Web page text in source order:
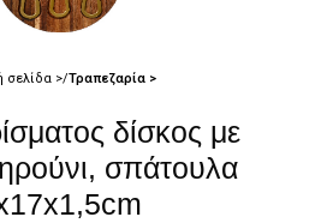
σελίδα Τραπεζαρία
δίσκος με
σπάτουλα